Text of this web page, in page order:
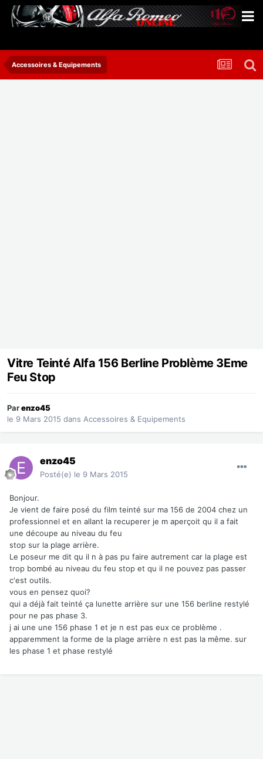
Accessoires & Equipements
Vitre Teinté Alfa 156 Berline Problème 3Eme
Feu Stop
Parenzo45
le 9 Mars 2015 dans Accessoires & Equipements
enzo45
Posté(e) le 9 Mars 2015
Bonjour.
Je vient de faire posé du film teinté sur ma 156 de 2004 chez un
professionnel et en allant la recuperer je m aperçoit qu il a fait
une découpe au niveau du feu
stop sur la plage arrière.
Le poseur me dit qu il n à pas pu faire autrement car la plage est
trop bombé au niveau du feu stop et qu il ne pouvez pas passer
c'est outils.
vous en pensez quoi?
qui a déjà fait teinté ça lunette arrière sur une 156 berline restylé
pour ne pas phase 3.
j ai une une 156 phase 1 et je n est pas eux ce problème .
apparemment la forme de la plage arrière n est pas la même. sur
les phase 1 et phase restylé